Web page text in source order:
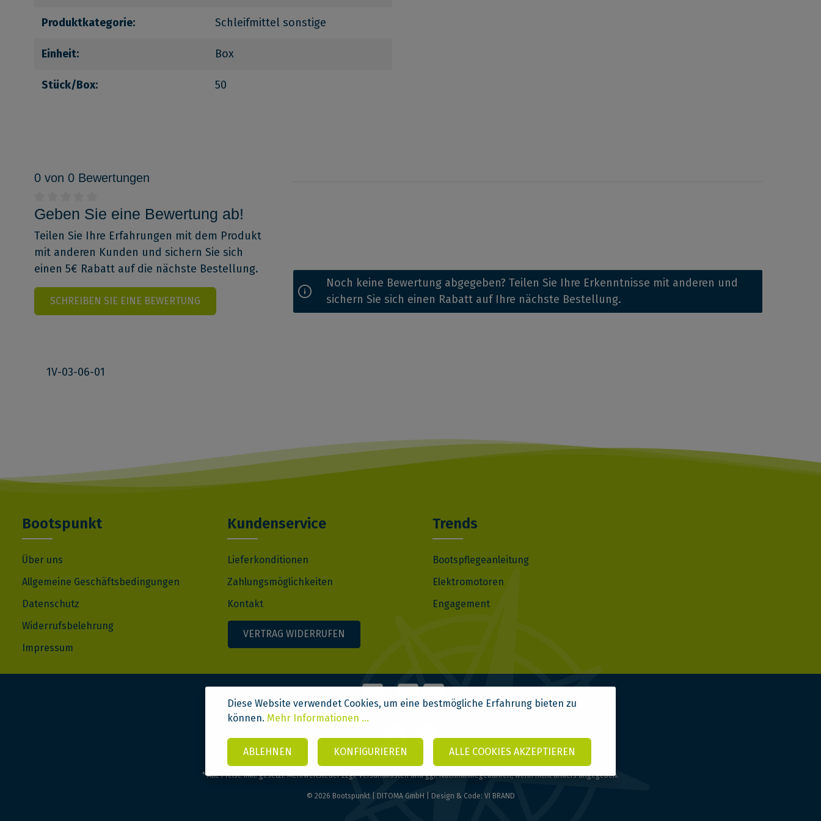
Produktkategorie: Schleifmittel sonstige
Einheit: Box
Stück/Box: 50
0 von 0 Bewertungen
Geben Sie eine Bewertung ab!
Teilen Sie Ihre Erfahrungen mit dem Produkt
mit anderen Kunden und sichern Sie sich
einen 5€ Rabatt auf die nächste Bestellung.
SCHREIBEN SIE EINE BEWERTUNG
Noch keine Bewertung abgegeben? Teilen Sie Ihre Erkenntnisse mit anderen und
sichern Sie sich einen Rabatt auf Ihre nächste Bestellung.
1V-03-06-01
Bootspunkt
Über uns
Allgemeine Geschäftsbedingungen
Datenschutz
Widerrufsbelehrung
Impressum
Kundenservice
Lieferkonditionen
Zahlungsmöglichkeiten
Kontakt
VERTRAG WIDERRUFEN
Trends
Bootspflegeanleitung
Elektromotoren
Engagement
© 2026 Bootspunkt | DITOMA GmbH | Design & Code: VI BRAND
* Alle Preise inkl. gesetzl. Mehrwertsteuer zzgl.Versandkostenund ggf. Nachnahmegebühren, wenn nicht anders angegeben.
Diese Website verwendet Cookies, um eine bestmögliche Erfahrung bieten zu
können. Mehr Informationen ...
ABLEHNEN KONFIGURIEREN ALLE COOKIES AKZEPTIEREN